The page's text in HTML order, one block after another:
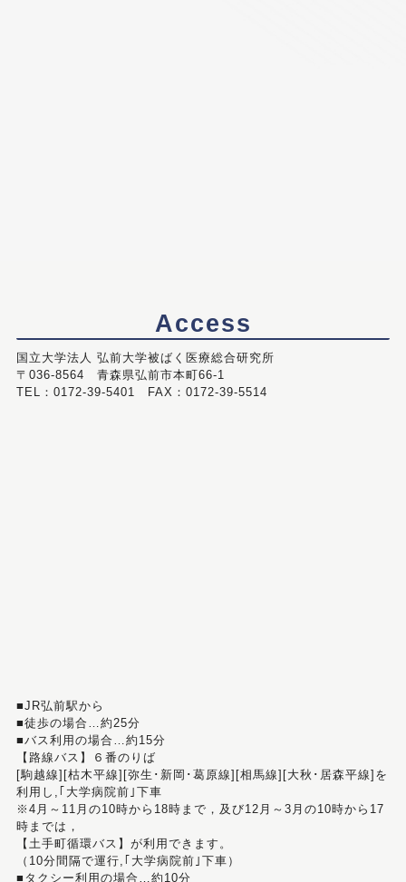
Access
国立大学法人 弘前大学被ばく医療総合研究所
〒036-8564 青森県弘前市本町66-1
TEL：0172-39-5401 FAX：0172-39-5514
■JR弘前駅から
■徒歩の場合…約25分
■バス利用の場合…約15分
【路線バス】６番のりば
[駒越線][枯木平線][弥生･新岡･葛原線][相馬線][大秋･居森平線]を
利用し,｢大学病院前｣下車
※4月～11月の10時から18時まで，及び12月～3月の10時から17
時までは，
【土手町循環バス】が利用できます。
（10分間隔で運行,｢大学病院前｣下車）
■タクシー利用の場合…約10分